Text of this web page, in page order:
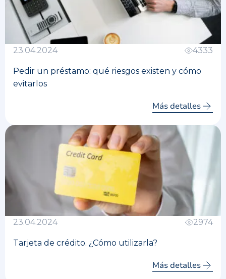
23.04.2024 4333
Pedir un préstamo: qué riesgos existen y cómo
evitarlos
Más detalles
23.04.2024 2974
Tarjeta de crédito. ¿Cómo utilizarla?
Más detalles